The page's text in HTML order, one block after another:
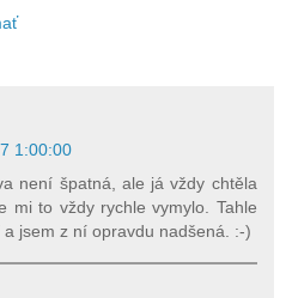
1:00:00
není špatná, ale já vždy chtěla
mi to vždy rychle vymylo. Tahle
jsem z ní opravdu nadšená. :-)